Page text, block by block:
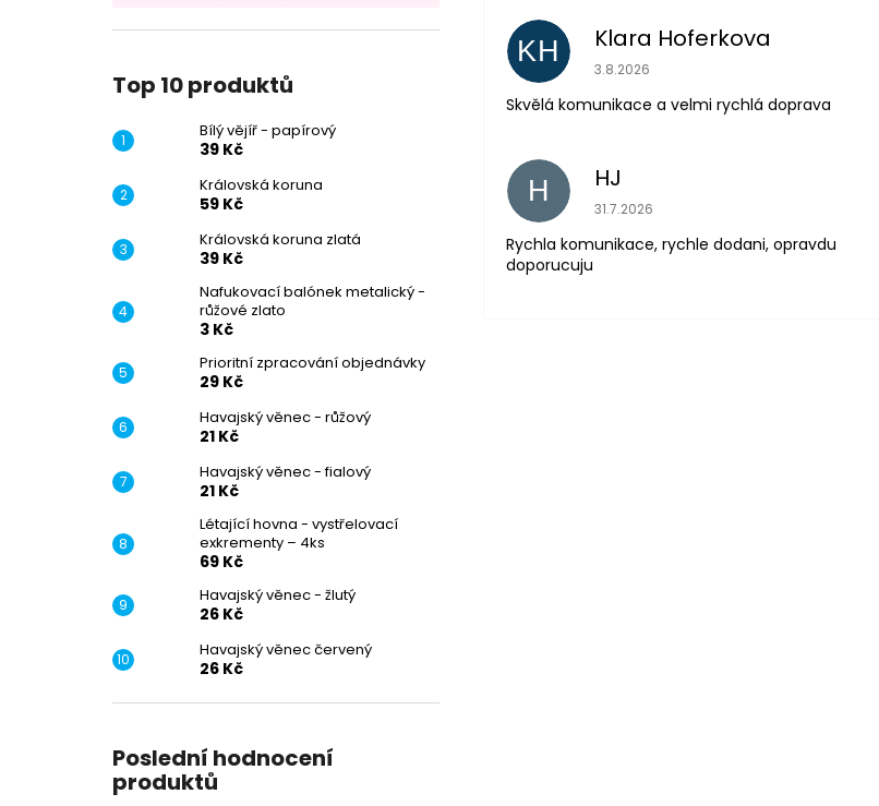
Top 10 produktů
Bílý vějíř - papírový
39 Kč
Královská koruna
59 Kč
Královská koruna zlatá
39 Kč
Nafukovací balónek metalický -
růžové zlato
3 Kč
Prioritní zpracování objednávky
29 Kč
Havajský věnec - růžový
21 Kč
Havajský věnec - fialový
21 Kč
Létající hovna - vystřelovací
exkrementy – 4ks
69 Kč
Havajský věnec - žlutý
26 Kč
Havajský věnec červený
26 Kč
Poslední hodnocení
produktů
KH Klara Hoferkova
Hodnocení obchodu je 5 z 5 hvězdiček.
3.8.2026
Skvělá komunikace a velmi rychlá doprava
H HJ
Hodnocení obchodu je 5 z 5 hvězdiček.
31.7.2026
Rychla komunikace, rychle dodani, opravdu
doporucuju